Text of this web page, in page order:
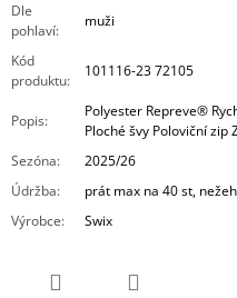
Dle
pohlaví:
muži
Kód
produktu:
101116-23 72105
Popis:
Polyester Repreve®
Ploché švy Poloviční zip
Sezóna:
2025/26
Údržba:
prát max na 40 st,
Výrobce: Swix